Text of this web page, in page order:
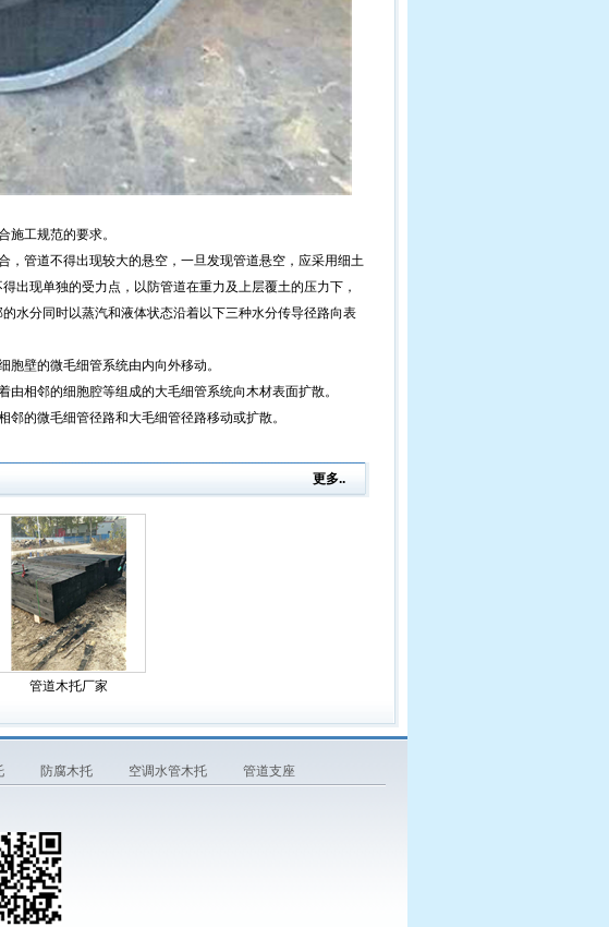
施工规范的要求。
管道不得出现较大的悬空，一旦发现管道悬空，应采用细土
出现单独的受力点，以防管道在重力及上层覆土的压力下，
水分同时以蒸汽和液体状态沿着以下三种水分传导径路向表
胞壁的微毛细管系统由内向外移动。
相邻的细胞腔等组成的大毛细管系统向木材表面扩散。
邻的微毛细管径路和大毛细管径路移动或扩散。
更多..
管道木托厂家
防腐木托 空调水管木托 管道支座